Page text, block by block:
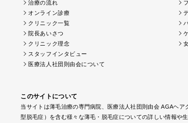
治療の流れ
オンライン診療
クリニック一覧
院長あいさつ
クリニック理念
スタッフインタビュー
医療法人社団則由会について
このサイトについて
当サイトは薄毛治療の専門病院、医療法人社団則由会 AGAヘ
型脱毛症）を含む様々な薄毛・脱毛症についての詳しい情報や